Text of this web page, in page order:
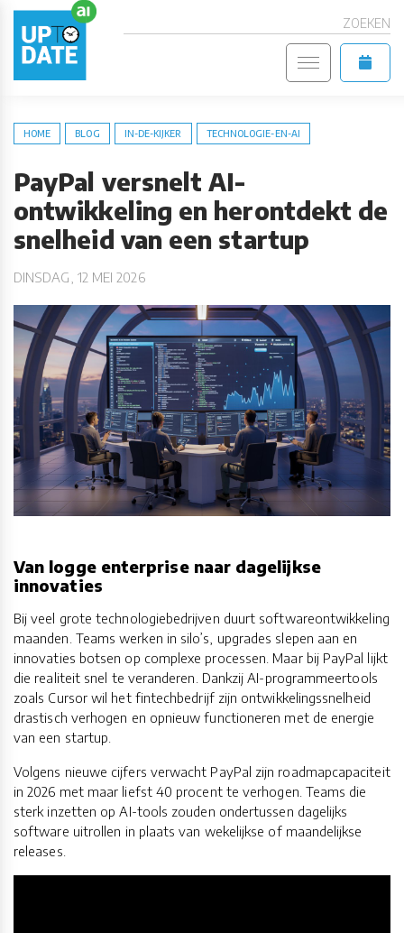
ZOEKEN
HOME BLOG IN-DE-KIJKER TECHNOLOGIE-EN-AI
PayPal versnelt AI-
ontwikkeling en herontdekt de
snelheid van een startup
DINSDAG, 12 MEI 2026
Van logge enterprise naar dagelijkse
innovaties
Bij veel grote technologiebedrijven duurt softwareontwikkeling
maanden. Teams werken in silo’s, upgrades slepen aan en
innovaties botsen op complexe processen. Maar bij PayPal lijkt
die realiteit snel te veranderen. Dankzij AI-programmeertools
zoals Cursor wil het fintechbedrijf zijn ontwikkelingssnelheid
drastisch verhogen en opnieuw functioneren met de energie
van een startup.
Volgens nieuwe cijfers verwacht PayPal zijn roadmapcapaciteit
in 2026 met maar liefst 40 procent te verhogen. Teams die
sterk inzetten op AI-tools zouden ondertussen dagelijks
software uitrollen in plaats van wekelijkse of maandelijkse
releases.